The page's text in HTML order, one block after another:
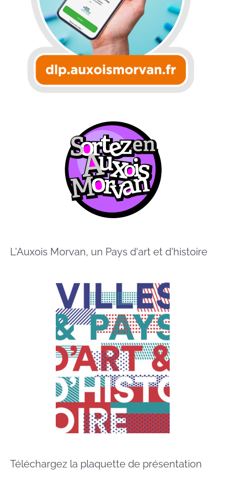
L'Auxois Morvan, un Pays d'art et d'histoire
Téléchargez la plaquette de présentation